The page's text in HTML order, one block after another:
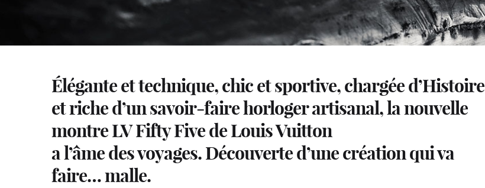
Élégante et technique, chic et sportive, chargée d’Histoire
et riche d’un savoir-faire horloger artisanal, la nouvelle
montre LV Fifty Five de Louis Vuitton
a l’âme des voyages. Découverte d’une création qui va
faire… malle.